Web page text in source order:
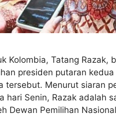
Kolombia, Tatang Razak,
presiden putaran
tersebut. Menurut siaran
hari Senin, Razak adalah
Dewan Pemilihan